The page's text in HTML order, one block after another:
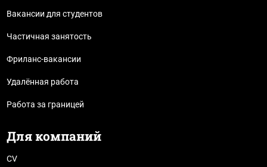
Вакансии для студентов
Частичная занятость
Фриланс-вакансии
Удалённая работа
Работа за границей
Для компаний
CV